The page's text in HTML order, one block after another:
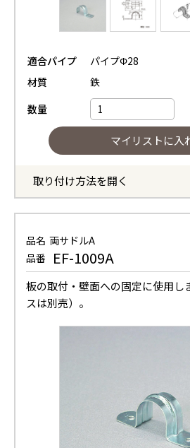
適合パイプ
パイプΦ28
材質
鉄
数量
取り付け方法を開く
品名 両サドルA
品番
EF-1009A
板の取付・壁面への固定に使用し
スは別売）。